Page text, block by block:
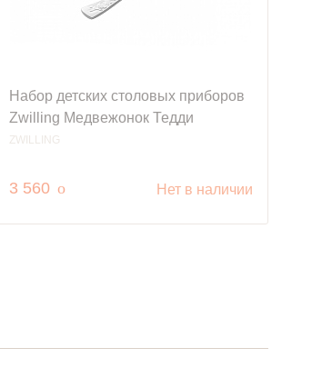
Набор детских столовых приборов
Zwilling Медвежонок Тедди
ZWILLING
3 560 руб.
o Нет в наличии